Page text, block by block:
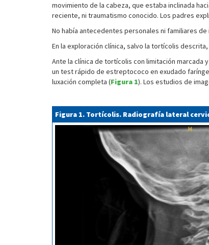
movimiento de la cabeza, que estaba inclinada
reciente, ni traumatismo conocido. Los padres
No había antecedentes personales ni familiares de
En la exploración clínica, salvo la tortícolis
Ante la clínica de tortícolis con limitación marcada
un test rápido de estreptococo en exudado
luxación completa (Figura 1). Los estudios de
Figura 1. Tortícolis. Radiografía lateral